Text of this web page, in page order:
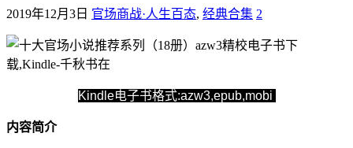
2019年12月3日 官场商战·人生百态, 经典合集 2
Kindle电子书格式:azw3,epub,mobi
内容简介